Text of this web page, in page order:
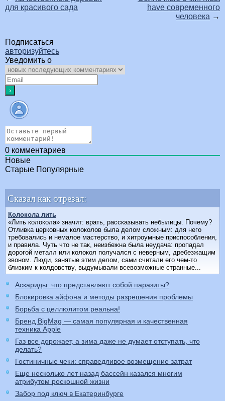
для красивого сада
have современного
человека →
Подписаться
авторизуйтесь
Уведомить о
0 комментариев
Новые
Старые Популярные
Сказал как отрезал:
Колокола лить
«Лить колокола» значит: врать, рассказывать небылицы. Почему?
Отливка церковных колоколов была делом сложным: для него
требовались и немалое мастерство, и хитроумные приспособления,
и правила. Чуть что не так, неизбежна была неудача: пропадал
дорогой металл или колокол получался с неверным, дребезжащим
звоном. Люди, занятые этим делом, сами считали его чем-то
близким к колдовству, выдумывали всевозможные странные...
Аскариды: что представляют собой паразиты?
Блокировка айфона и методы разрешения проблемы
Борьба с целлюлитом реальна!
Бренд BigMag — самая популярная и качественная
техника Apple
Газ все дорожает, а зима даже не думает отступать, что
делать?
Гостиничные чеки: справедливое возмещение затрат
Еще несколько лет назад бассейн казался многим
атрибутом роскошной жизни
Забор под ключ в Екатеринбурге